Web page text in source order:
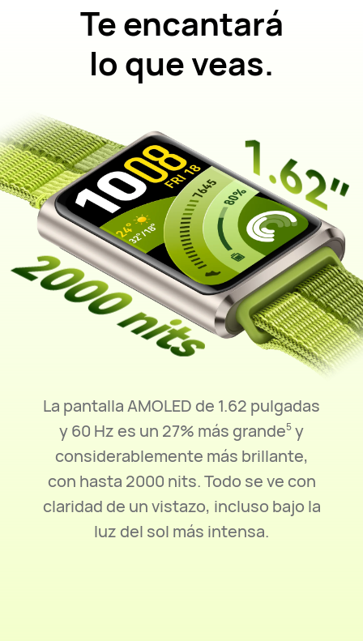
Te encantará
lo que veas.
La pantalla AMOLED de 1.62 pulgadas
y 60 Hz es un 27% másgrande5 y
considerablemente más brillante,
con hasta 2000 nits.Todo se ve con
claridad de un vistazo, incluso bajo la
luz del sol más intensa.